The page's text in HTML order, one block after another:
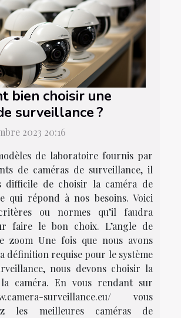
bien choisir une
surveillance ?
2023 20:16
de laboratoire fournis par
de caméras de surveillance, il
difficile de choisir la caméra de
qui répond à nos besoins. Voici
ou normes qu’il faudra
faire le bon choix. L’angle de
zoom Une fois que nous avons
définition requise pour le système
nous devons choisir la
caméra. En vous rendant sur
surveillance.eu/ vous
les meilleures caméras de